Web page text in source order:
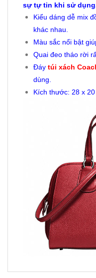
sự tự tin khi sử
Kiểu dáng dễ mix
khác nhau.
Màu sắc nổi bật
Quai đeo tháo rời
Đáy túi xách
dùng.
Kích thước: 28 x